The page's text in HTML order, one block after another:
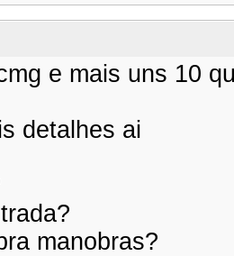
e mais uns 10
detalhes ai
manobras?